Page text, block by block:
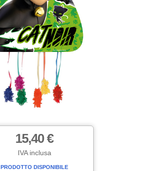
15,40 €
IVA inclusa
PRODOTTO DISPONIBILE